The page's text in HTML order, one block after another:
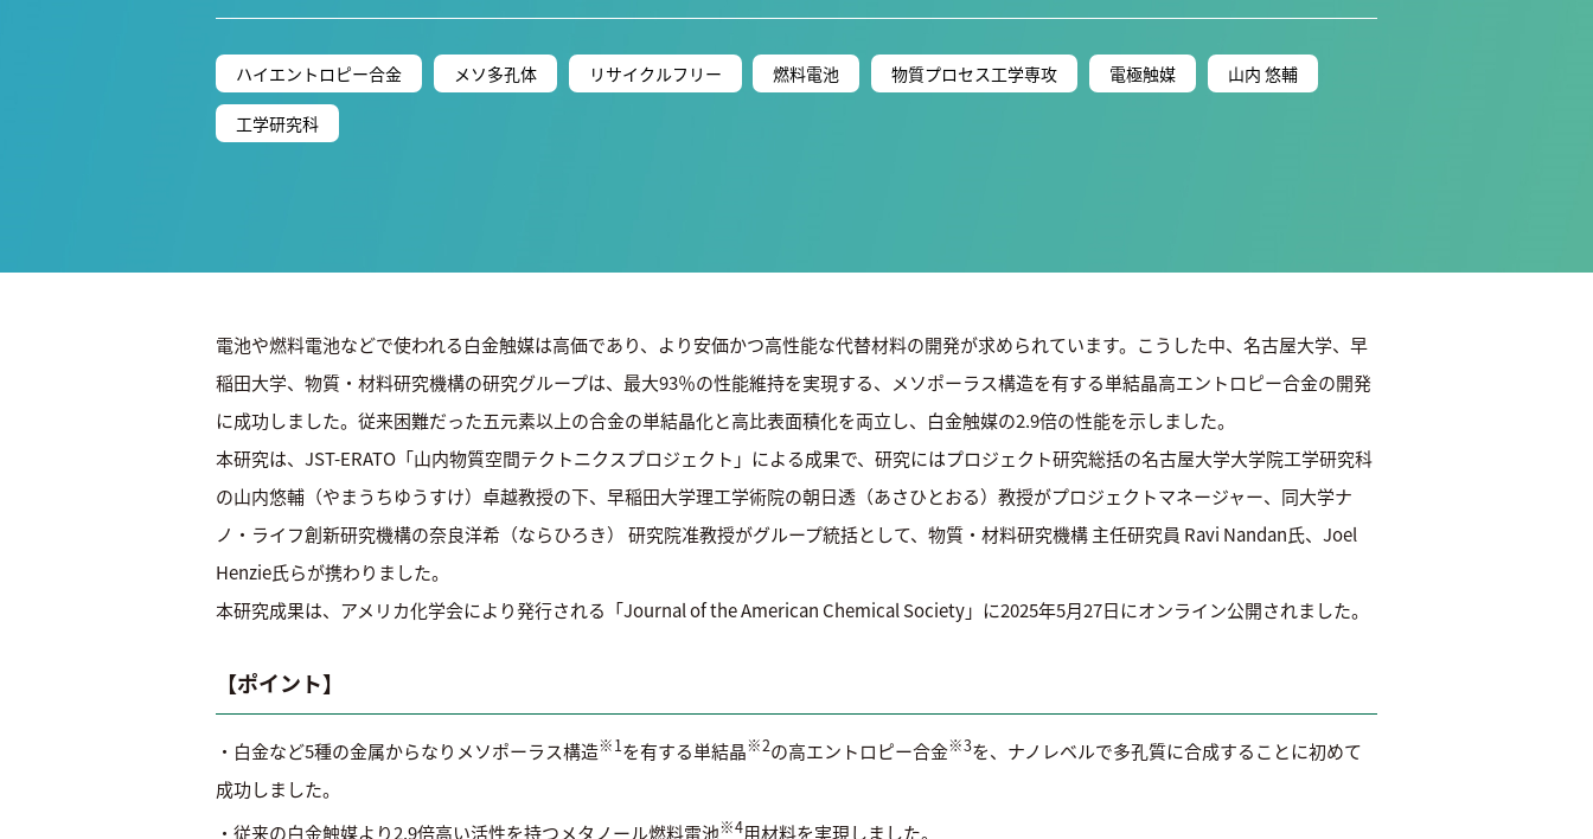
ハイエントロピー合金 メソ多孔体 リサイクルフリー 燃料電池 物質プロセス工学専攻 電極触媒 山内 悠輔
工学研究科
電池や燃料電池などで使われる白金触媒は高価であり、より安価かつ高性能な代替材料の開発が求められています。こうした中、名古屋大学、早
稲田大学、物質・材料研究機構の研究グループは、最大93％の性能維持を実現する、メソポーラス構造を有する単結晶高エントロピー合金の開発
に成功しました。従来困難だった五元素以上の合金の単結晶化と高比表面積化を両立し、白金触媒の2.9倍の性能を示しました。
本研究は、JST-ERATO「山内物質空間テクトニクスプロジェクト」による成果で、研究にはプロジェクト研究総括の名古屋大学大学院工学研究科
の山内悠輔（やまうちゆうすけ）卓越教授の下、早稲田大学理工学術院の朝日透（あさひとおる）教授がプロジェクトマネージャー、同大学ナ
ノ・ライフ創新研究機構の奈良洋希（ならひろき） 研究院准教授がグループ統括として、物質・材料研究機構 主任研究員 Ravi Nandan氏、Joel
Henzie氏らが携わりました。
本研究成果は、アメリカ化学会により発行される「Journal of the American Chemical Society」に2025年5月27日にオンライン公開されました。
【ポイント】
・白金など5種の金属からなりメソポーラス構造※1を有する単結晶※2の高エントロピー合金※3を、ナノレベルで多孔質に合成することに初めて
成功しました。
・従来の白金触媒より2.9倍高い活性を持つメタノール燃料電池※4用材料を実現しました。